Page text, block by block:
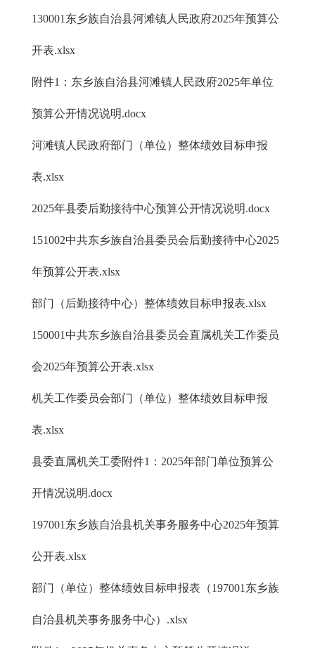
130001东乡族自治县河滩镇人民政府2025年预算公
开表.xlsx
附件1：东乡族自治县河滩镇人民政府2025年单位
预算公开情况说明.docx
河滩镇人民政府部门（单位）整体绩效目标申报
表.xlsx
2025年县委后勤接待中心预算公开情况说明.docx
151002中共东乡族自治县委员会后勤接待中心2025
年预算公开表.xlsx
部门（后勤接待中心）整体绩效目标申报表.xlsx
150001中共东乡族自治县委员会直属机关工作委员
会2025年预算公开表.xlsx
机关工作委员会部门（单位）整体绩效目标申报
表.xlsx
县委直属机关工委附件1：2025年部门单位预算公
开情况说明.docx
197001东乡族自治县机关事务服务中心2025年预算
公开表.xlsx
部门（单位）整体绩效目标申报表（197001东乡族
自治县机关事务服务中心）.xlsx